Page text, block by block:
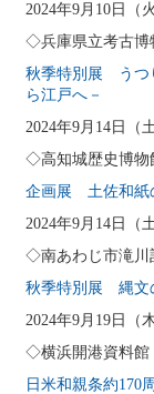
2024年9月10日（
◇兵庫県立考古博
秋季特別展 うつ
ら江戸へ－
2024年9月14日（
◇高知城歴史博物
企画展 土佐和紙
2024年9月14日（
◇南あわじ市滝川
秋季特別展 縄文
2024年9月19日（
◇横浜開港資料館
日米和親条約